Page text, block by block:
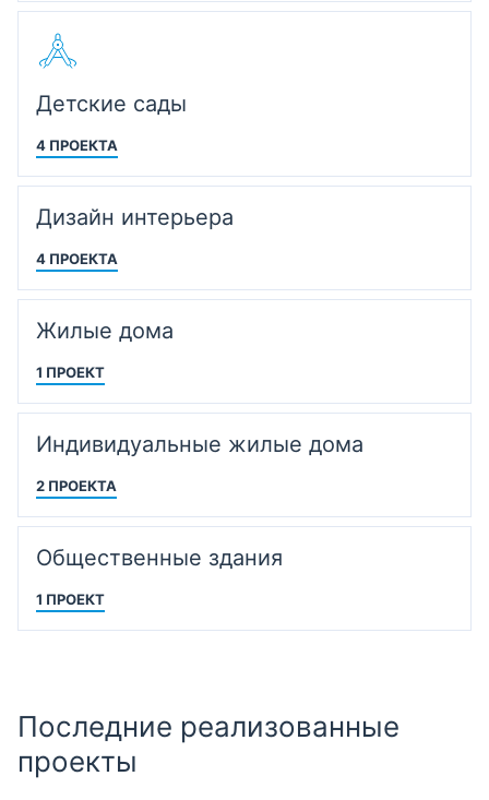
Детские сады
4 ПРОЕКТА
Дизайн интерьера
4 ПРОЕКТА
Жилые дома
1 ПРОЕКТ
Индивидуальные жилые дома
2 ПРОЕКТА
Общественные здания
1 ПРОЕКТ
Последние реализованные
проекты